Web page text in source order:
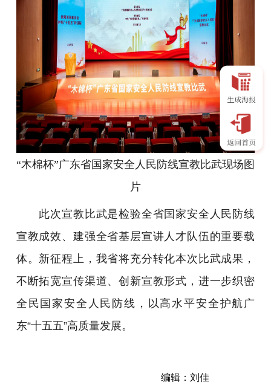
“木棉杯”广东省国家安全人民防线宣教比武现场图
片
此次宣教比武是检验全省国家安全人民防线
宣教成效、建强全省基层宣讲人才队伍的重要载
体。新征程上，我省将充分转化本次比武成果，
不断拓宽宣传渠道、创新宣教形式，进一步织密
全民国家安全人民防线，以高水平安全护航广
东“十五五”高质量发展。
编辑：刘佳